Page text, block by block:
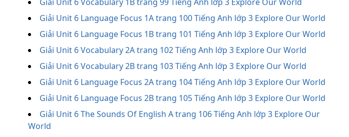
Giải Unit 6 Language Focus 1A trang 100 Tiếng Anh lớp 3 Explore Our World
Giải Unit 6 Language Focus 1B trang 101 Tiếng Anh lớp 3 Explore Our World
Giải Unit 6 Vocabulary 2A trang 102 Tiếng Anh lớp 3 Explore Our World
Giải Unit 6 Vocabulary 2B trang 103 Tiếng Anh lớp 3 Explore Our World
Giải Unit 6 Language Focus 2A trang 104 Tiếng Anh lớp 3 Explore Our World
Giải Unit 6 Language Focus 2B trang 105 Tiếng Anh lớp 3 Explore Our World
Giải Unit 6 The Sounds Of English A trang 106 Tiếng Anh lớp 3 Explore Our
World